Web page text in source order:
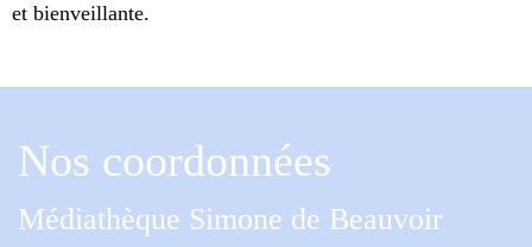
et bienveillante.
Nos coordonnées
Médiathèque Simone de Beauvoir